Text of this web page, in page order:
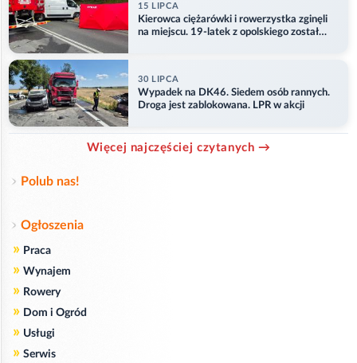
15 LIPCA
Kierowca ciężarówki i rowerzystka zginęli
na miejscu. 19-latek z opolskiego został
30 LIPCA
Wypadek na DK46. Siedem osób rannych.
Droga jest zablokowana. LPR w akcji
Więcej najczęściej czytanych →
Polub nas!
Ogłoszenia
» Praca
» Wynajem
» Rowery
» Dom i Ogród
» Usługi
» Serwis